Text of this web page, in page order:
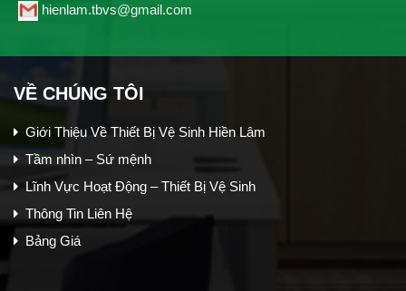
hienlam.tbvs@gmail.com
VỀ CHÚNG TÔI
Giới Thiệu Về Thiết Bị Vệ Sinh Hiền Lâm
Tầm nhìn – Sứ mệnh
Lĩnh Vực Hoạt Động – Thiết Bị Vệ Sinh
Thông Tin Liên Hệ
Bảng Giá